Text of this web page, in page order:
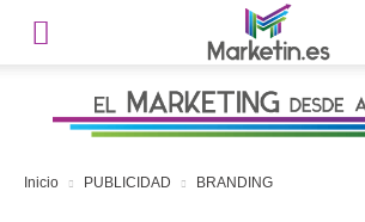
Inicio PUBLICIDAD BRANDING